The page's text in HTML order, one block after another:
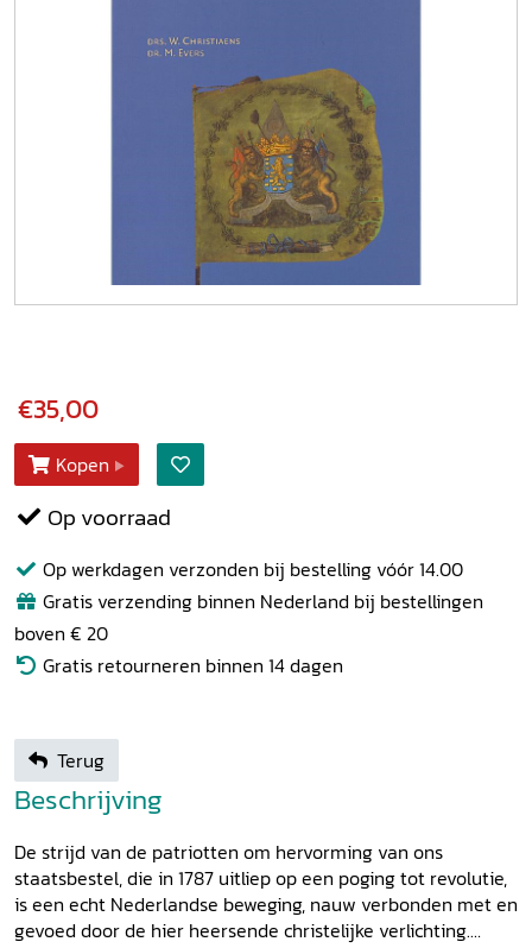
€35,00
Kopen
Op voorraad
Op werkdagen verzonden bij bestelling vóór 14.00
Gratis verzending binnen Nederland bij bestellingen
boven € 20
Gratis retourneren binnen 14 dagen
Terug
Beschrijving
De strijd van de patriotten om hervorming van ons
staatsbestel, die in 1787 uitliep op een poging tot revolutie,
is een echt Nederlandse beweging, nauw verbonden met en
gevoed door de hier heersende christelijke verlichting.